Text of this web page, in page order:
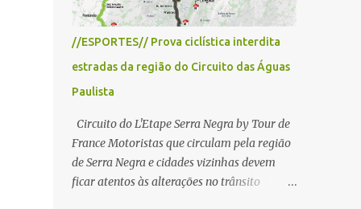
//ESPORTES// Prova ciclística interdita
estradas da região do Circuito das Águas
Paulista
Circuito do L'Etape Serra Negra by Tour de
France Motoristas que circulam pela região
de Serra Negra e cidades vizinhas devem
ficar atentos às alterações no trânsito